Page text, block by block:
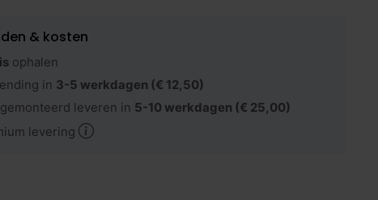
& kosten
ophalen
in 3-5 werkdagen (€ 12,50)
leveren in 5-10 werkdagen (€ 25,00)
levering